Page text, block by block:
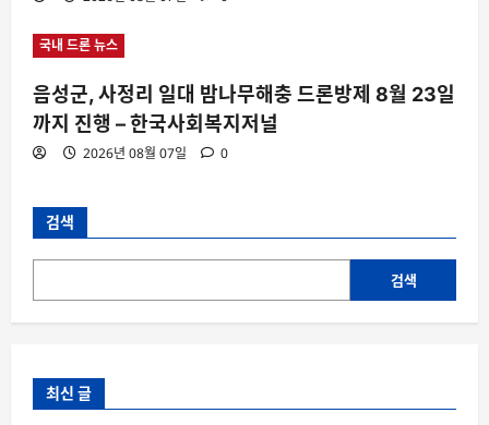
국내 드론 뉴스
음성군, 사정리 일대 밤나무해충 드론방제 8월 23일
까지 진행 – 한국사회복지저널
2026년 08월 07일 0
검색
검색
최신 글